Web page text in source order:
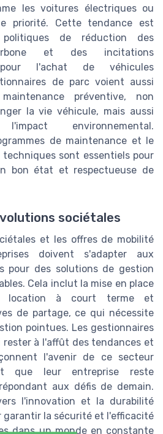
les voitures électriques ou
priorité. Cette tendance est
de réduction des
et des incitations
pour l'achat de véhicules
de parc voient aussi
préventive, non
la vie véhicule, mais aussi
environnemental.
de maintenance et le
sont essentiels pour
bon état et respectueuse de
sociétales
et les offres de mobilité
doivent s'adapter aux
pour des solutions de gestion
Cela inclut la mise en place
location à court terme et
de partage, ce qui nécessite
pointues. Les gestionnaires
à l'affût des tendances et
l'avenir de ce secteur
que leur entreprise reste
aux défis de demain.
l'innovation et la durabilité
garantir la sécurité et l'efficacité
dans un monde en constante